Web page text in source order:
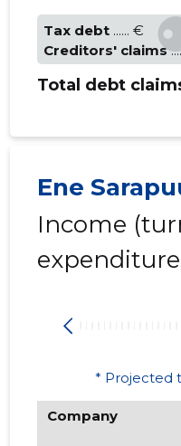
Tax debt ...... €
Creditors' claims
Total debt
Ene
Income
* Projected
Company